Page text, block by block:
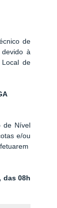
de
à
Local de
de Nível
e/ou
das 08h